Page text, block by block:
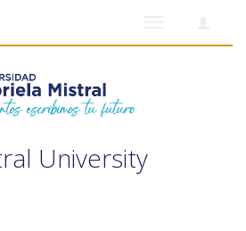
University